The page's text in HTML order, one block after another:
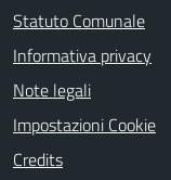
Statuto Comunale
Informativa privacy
Note legali
Impostazioni Cookie
Credits